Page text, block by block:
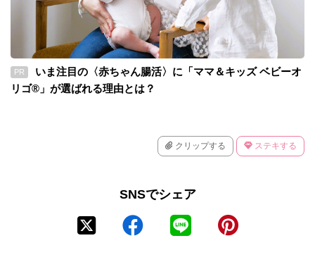
PR
いま注目の〈赤ちゃん腸活〉に「ママ＆キッズ ベビーオ
リゴ®」が選ばれる理由とは？
クリップする ステキする
SNSでシェア